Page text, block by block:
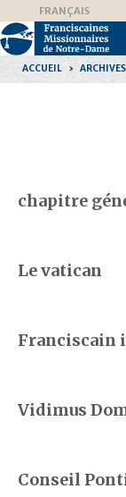
contenu.
|
Aller
navigation
personnelsFRANÇAIS
ACCUEIL › ARCHIVES
chapitre
Le vatican
Franciscain
Vidimus
Conseil